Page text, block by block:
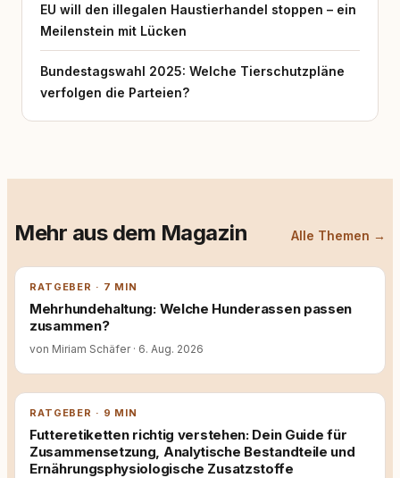
EU will den illegalen Haustierhandel stoppen – ein
Meilenstein mit Lücken
Bundestagswahl 2025: Welche Tierschutzpläne
verfolgen die Parteien?
Mehr aus dem Magazin Alle Themen →
RATGEBER · 7 MIN
Mehrhundehaltung: Welche Hunderassen passen
zusammen?
von Miriam Schäfer · 6. Aug. 2026
RATGEBER · 9 MIN
Futteretiketten richtig verstehen: Dein Guide für
Zusammensetzung, Analytische Bestandteile und
Ernährungsphysiologische Zusatzstoffe